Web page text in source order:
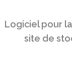
Logiciel pour
site de